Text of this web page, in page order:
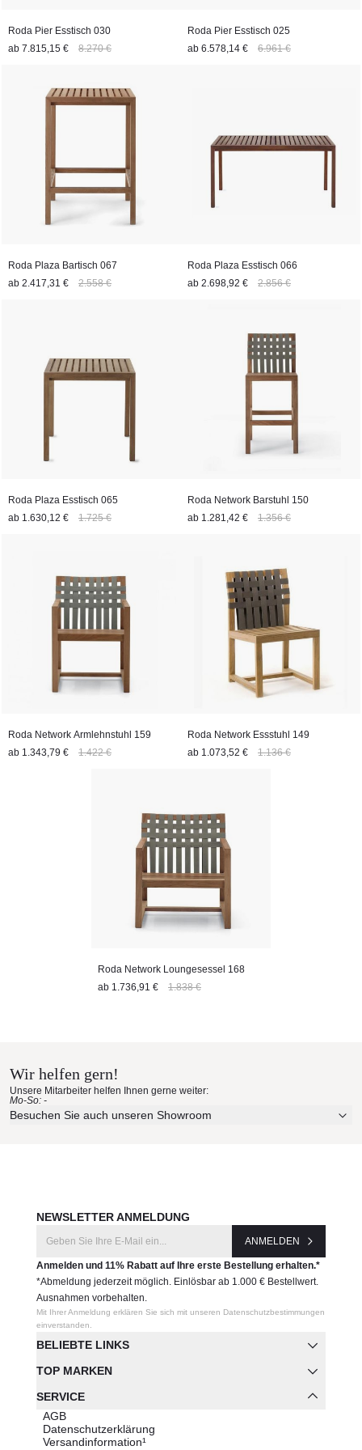
übrigens „frei Haus“ innerhalb der EU sowie in die Schweiz.
Roda Pier Esstisch 030
ab 7.815,15 € 8.270 €
Roda Pier Esstisch 025
ab 6.578,14 € 6.961 €
Roda Plaza Bartisch 067
ab 2.417,31 € 2.558 €
Roda Plaza Esstisch 066
ab 2.698,92 € 2.856 €
Roda Plaza Esstisch 065
ab 1.630,12 € 1.725 €
Roda Network Barstuhl 150
ab 1.281,42 € 1.356 €
Roda Network Armlehnstuhl 159
ab 1.343,79 € 1.422 €
Roda Network Essstuhl 149
ab 1.073,52 € 1.136 €
Roda Network Loungesessel 168
ab 1.736,91 € 1.838 €
Wir helfen gern!
Unsere Mitarbeiter helfen Ihnen gerne weiter:
Mo-So: -
Besuchen Sie auch unseren Showroom
BELIEBTE LINKS
TOP MARKEN
SERVICE
AGB
Datenschutzerklärung
Versandinformation¹
NEWSLETTER ANMELDUNG
ANMELDEN
Anmelden und 11% Rabatt auf Ihre erste Bestellung erhalten.*
*Abmeldung jederzeit möglich. Einlösbar ab 1.000 € Bestellwert.
Ausnahmen vorbehalten.
Mit Ihrer Anmeldung erklären Sie sich mit unseren Datenschutzbestimmungen
einverstanden.